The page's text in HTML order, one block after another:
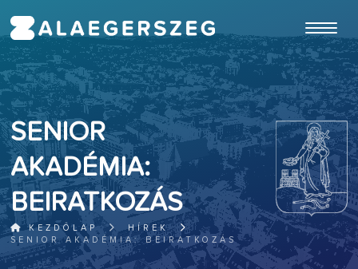
SENIOR
AKADÉMIA:
BEIRATKOZÁS
KEZDŐLAP
HÍREK
SENIOR AKADÉMIA: BEIRATKOZÁS